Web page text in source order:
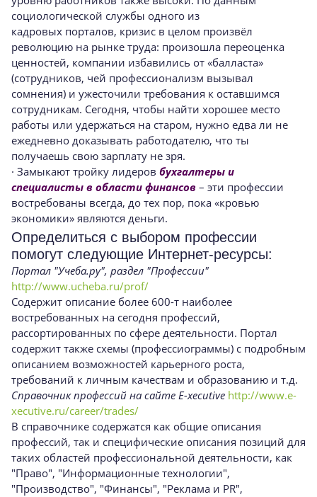
социологической службы одного из
кадровых порталов, кризис в целом произвёл
революцию на рынке труда: произошла переоценка
ценностей, компании избавились от «балласта»
(сотрудников, чей профессионализм вызывал
сомнения) и ужесточили требования к оставшимся
сотрудникам. Сегодня, чтобы найти хорошее место
работы или удержаться на старом, нужно едва ли не
ежедневно доказывать работодателю, что ты
получаешь свою зарплату не зря.
· Замыкают тройку лидеров бухгалтеры и
специалисты в области финансов – эти профессии
востребованы всегда, до тех пор, пока «кровью
экономики» являются деньги.
Определиться с выбором профессии
помогут следующие Интернет-ресурсы:
Портал "Учеба.ру", раздел "Профессии"
http://www.ucheba.ru/prof/
Содержит описание более 600-т наиболее
востребованных на сегодня профессий,
рассортированных по сфере деятельности. Портал
содержит также схемы (профессиограммы) с подробным
описанием возможностей карьерного роста,
требований к личным качествам и образованию и т.д.
Справочник профессий на сайте E-xecutive http://www.e-
xecutive.ru/career/trades/
В справочнике содержатся как общие описания
профессий, так и специфические описания позиций для
таких областей профессиональной деятельности, как
"Право", "Информационные технологии",
"Производство", "Финансы", "Реклама и PR",